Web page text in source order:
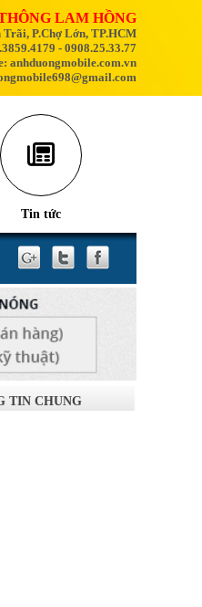
LAM HỒNG
Trãi, P.Chợ Lớn, TP.HCM
- 0908.25.33.77
anhduongmobile.com.vn
Tin tức
TIN CHUNG